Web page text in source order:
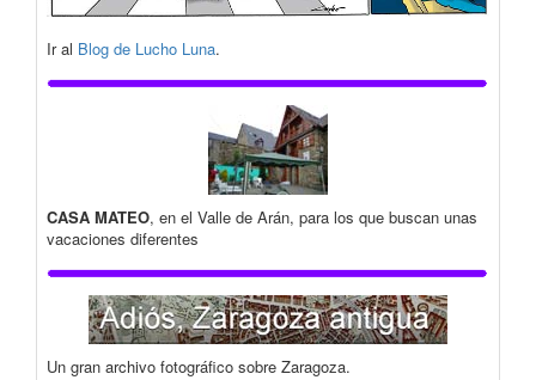
Ir al Blog de Lucho Luna.
CASA MATEO, en el Valle de Arán, para los que buscan unas
vacaciones diferentes
Un gran archivo fotográfico sobre Zaragoza.